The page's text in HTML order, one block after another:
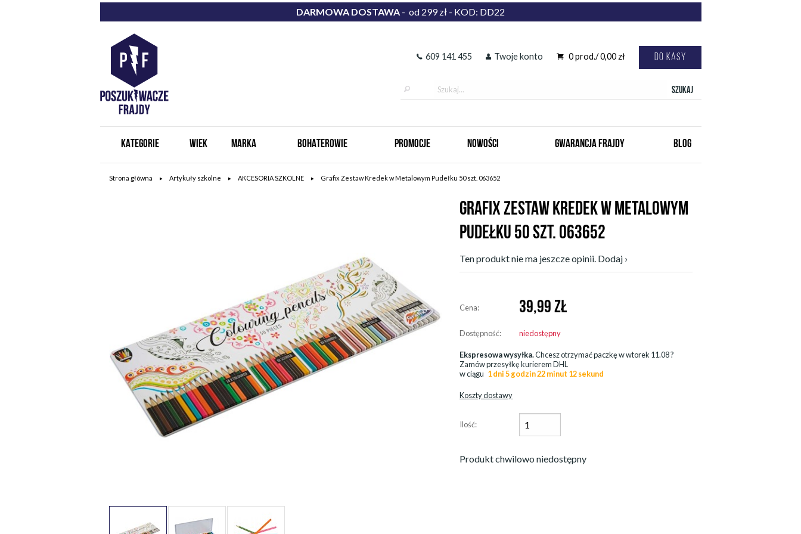
DARMOWA DOSTAWA - od 299 zł - KOD: DD22
609 141 455 Twoje konto 0 prod./0,00 zł Do kasy
Szukaj
KATEGORIE WIEK MARKA BOHATEROWIE PROMOCJE NOWOŚCI GWARANCJA FRAJDY BLOG
Strona główna Artykuły szkolne AKCESORIA SZKOLNE Grafix Zestaw Kredek w Metalowym Pudełku 50 szt. 063652
GRAFIX ZESTAW KREDEK W METALOWYM
PUDEŁKU 50 SZT. 063652
Ten produkt nie ma jeszcze opinii. Dodaj ›
Cena: 39,99 ZŁ
Dostępność: niedostępny
Ekspresowa wysyłka.Chcesz otrzymać paczkę wwtorek 11.08?
Zamów przesyłkę kurierem DHL
w ciągu 1 dni 5 godzin 22 minut 10 sekund
Koszty dostawy
Ilość:
Produkt chwilowo niedostępny